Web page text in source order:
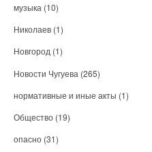
музыка (10)
Николаев (1)
Новгород (1)
Новости Чугуева (265)
нормативные и иные акты (1)
Общество (19)
опасно (31)